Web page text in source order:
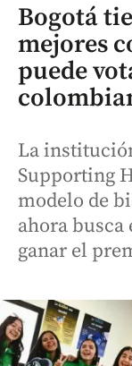
Bogotá
mejores
puede
La
Supporting
modelo de
ahora
ganar el